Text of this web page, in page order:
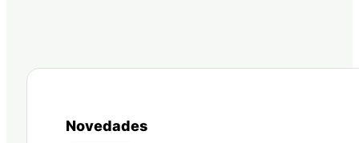
Novedades